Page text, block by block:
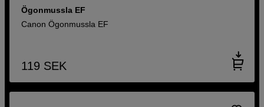
Ögonmussla EF
Canon Ögonmussla EF
119 SEK